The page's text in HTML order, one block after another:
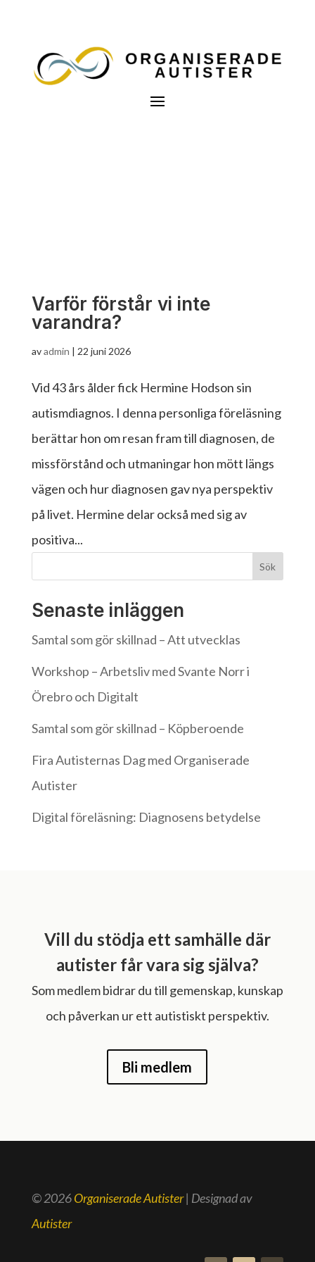
Varför förstår vi inte
varandra?
avadmin | 22 juni 2026
Vid 43 års ålder fick Hermine Hodson sin
autismdiagnos. I denna personliga föreläsning
berättar hon om resan fram till diagnosen, de
missförstånd och utmaningar hon mött längs
vägen och hur diagnosen gav nya perspektiv
på livet. Hermine delar också med sig av
positiva...
Sök
Senaste inläggen
Samtal som gör skillnad – Att utvecklas
Workshop – Arbetsliv med Svante Norr i
Örebro och Digitalt
Samtal som gör skillnad – Köpberoende
Fira Autisternas Dag med Organiserade
Autister
Digital föreläsning: Diagnosens betydelse
Vill du stödja ett samhälle där
autister får vara sig själva?
Som medlem bidrar du till gemenskap, kunskap
och påverkan ur ett autistiskt perspektiv.
Bli medlem
© 2026Organiserade Autister| Designad av
Autister